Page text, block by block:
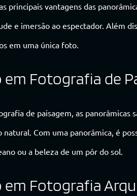
principais vantagens das
e imersão ao espectador. Além
em uma única foto.
em Fotografia de
de paisagem, as panorâmicas
natural. Com uma panorâmica, é
ou a beleza de um pôr do sol.
em Fotografia